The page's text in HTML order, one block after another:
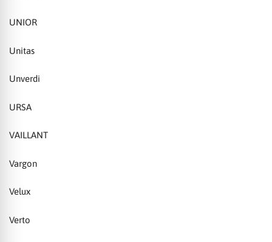
UNIOR
Unitas
Unverdi
URSA
VAILLANT
Vargon
Velux
Verto